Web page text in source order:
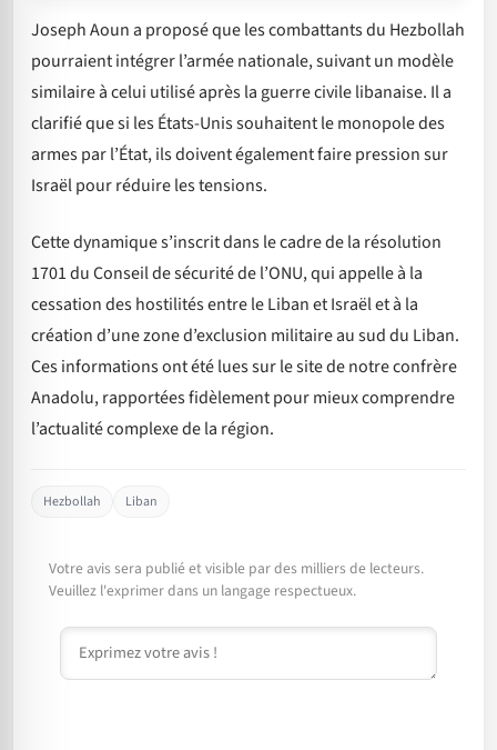
Joseph Aoun a proposé que les combattants du Hezbollah
pourraient intégrer l’armée nationale, suivant un modèle
similaire à celui utilisé après la guerre civile libanaise. Il a
clarifié que si les États-Unis souhaitent le monopole des
armes par l’État, ils doivent également faire pression sur
Israël pour réduire les tensions.
Cette dynamique s’inscrit dans le cadre de la résolution
1701 du Conseil de sécurité de l’ONU, qui appelle à la
cessation des hostilités entre le Liban et Israël et à la
création d’une zone d’exclusion militaire au sud du Liban.
Ces informations ont été lues sur le site de notre confrère
Anadolu, rapportées fidèlement pour mieux comprendre
l’actualité complexe de la région.
Hezbollah Liban
Votre avis sera publié et visible par des milliers de lecteurs.
Veuillez l'exprimer dans un langage respectueux.
Commentaire